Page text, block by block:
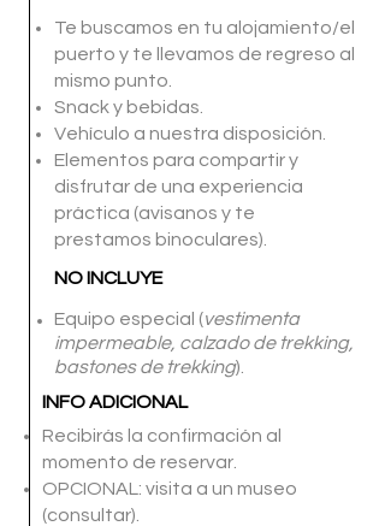
Te buscamos en tu alojamiento/el
puerto y te llevamos de regreso al
mismo punto.
Snack y bebidas.
Vehículo a nuestra disposición.
Elementos para compartir y
disfrutar de una experiencia
práctica (avisanos y te
prestamos binoculares).
NO INCLUYE
Equipo especial (vestimenta
impermeable, calzado de trekking,
bastones de trekking).
INFO ADICIONAL
Recibirás la confirmación al
momento de reservar.
OPCIONAL: visita a un museo
(consultar).